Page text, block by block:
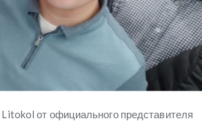
от официального представителя